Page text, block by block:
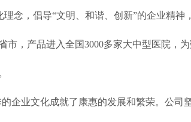
，倡导“文明、和谐、创新”的企业精神
市，产品进入全国3000多家大中型医院，
业文化成就了康惠的发展和繁荣。公司